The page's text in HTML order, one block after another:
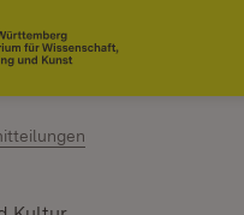
springen